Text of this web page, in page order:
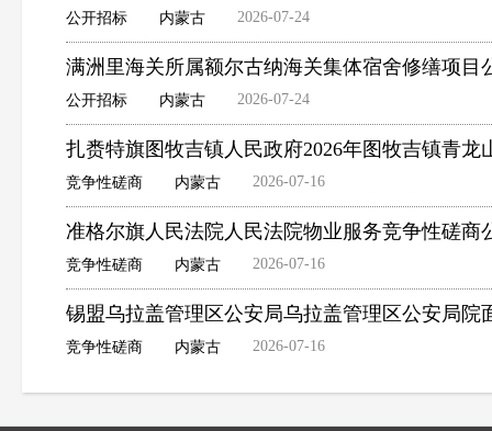
公开招标 内蒙古 2026-07-24
满洲里海关所属额尔古纳海关集体宿舍修缮项目
公开招标 内蒙古 2026-07-24
扎赉特旗图牧吉镇人民政府2026年图牧吉镇青
竞争性磋商 内蒙古 2026-07-16
准格尔旗人民法院人民法院物业服务竞争性磋商
竞争性磋商 内蒙古 2026-07-16
锡盟乌拉盖管理区公安局乌拉盖管理区公安局院
竞争性磋商 内蒙古 2026-07-16